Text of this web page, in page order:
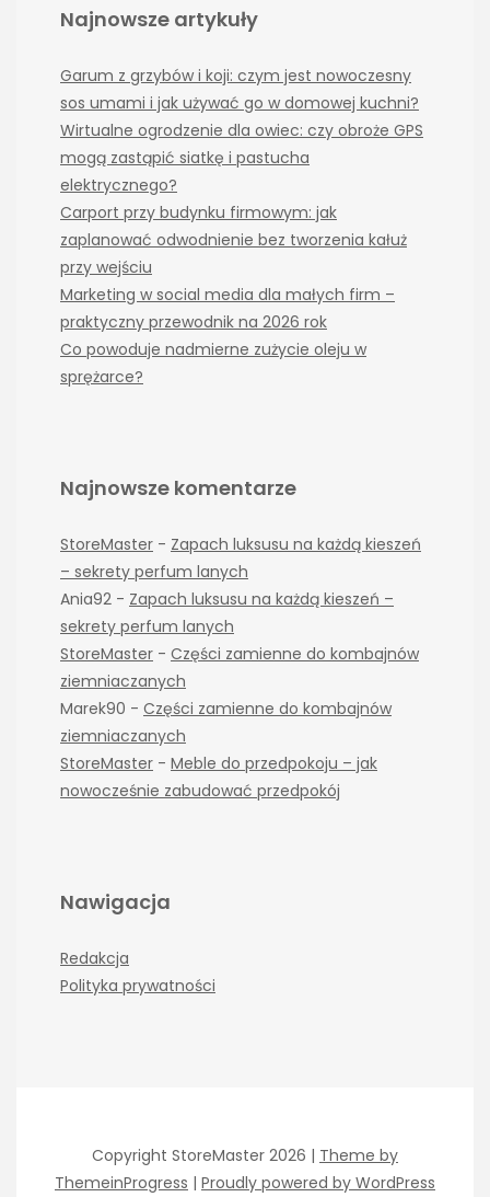
Najnowsze artykuły
Garum z grzybów i koji: czym jest nowoczesny
sos umami i jak używać go w domowej kuchni?
Wirtualne ogrodzenie dla owiec: czy obroże GPS
mogą zastąpić siatkę i pastucha
elektrycznego?
Carport przy budynku firmowym: jak
zaplanować odwodnienie bez tworzenia kałuż
przy wejściu
Marketing w social media dla małych firm –
praktyczny przewodnik na 2026 rok
Co powoduje nadmierne zużycie oleju w
sprężarce?
Najnowsze komentarze
StoreMaster - Zapach luksusu na każdą kieszeń
– sekrety perfum lanych
Ania92 - Zapach luksusu na każdą kieszeń –
sekrety perfum lanych
StoreMaster - Części zamienne do kombajnów
ziemniaczanych
Marek90 - Części zamienne do kombajnów
ziemniaczanych
StoreMaster - Meble do przedpokoju – jak
nowocześnie zabudować przedpokój
Nawigacja
Redakcja
Polityka prywatności
Copyright StoreMaster 2026 | Theme by
ThemeinProgress | Proudly powered by WordPress